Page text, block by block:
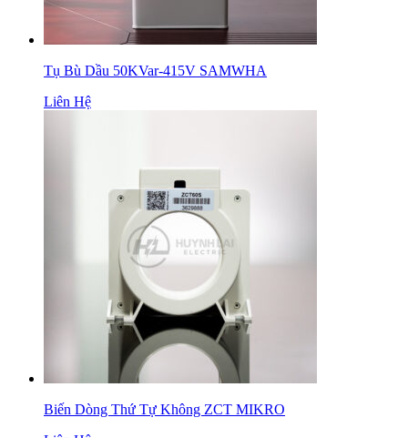
Tụ Bù Dầu 50KVar-415V SAMWHA
Liên Hệ
Biến Dòng Thứ Tự Không ZCT MIKRO